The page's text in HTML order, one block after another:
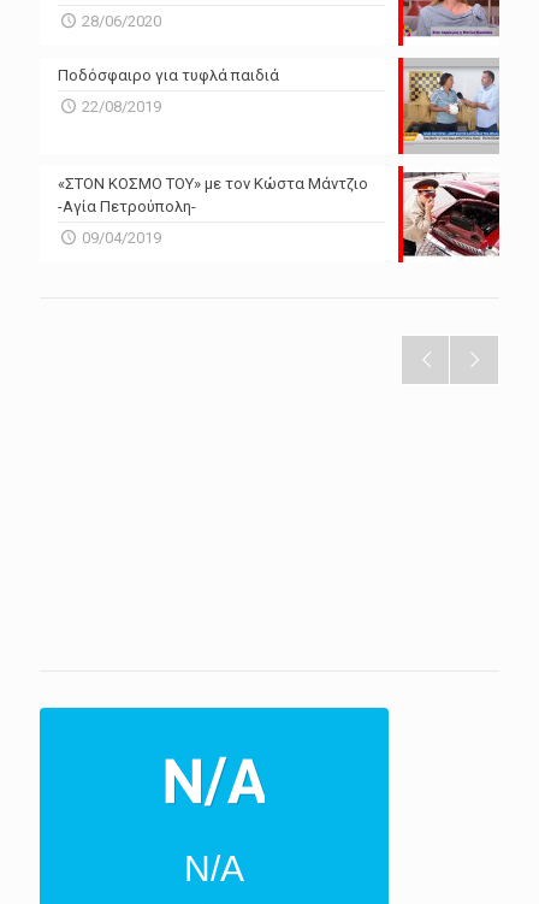
28/06/2020
Ποδόσφαιρο για τυφλά παιδιά
22/08/2019
«ΣΤΟΝ ΚΟΣΜΟ ΤΟΥ» με τον Κώστα Μάντζιο
-Αγία Πετρούπολη-
09/04/2019
N/A